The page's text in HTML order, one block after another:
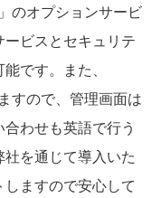
のオプションサービ
ビスとセキュリテ
です。また、
すので、管理画面は
わせも英語で行う
を通じて導入いた
ますので安心して